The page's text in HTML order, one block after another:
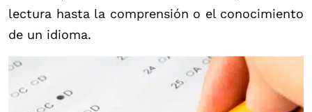
lectura hasta la comprensión o el conocimiento
de un idioma.